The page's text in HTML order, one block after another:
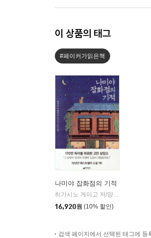
이 상품의 태그
#페이커가읽은책
나미야 잡화점의 기적
히가시노 게이고 저/양윤옥 역
현
16,920원 (10% 할인)
검색 페이지에서 선택된 태그에